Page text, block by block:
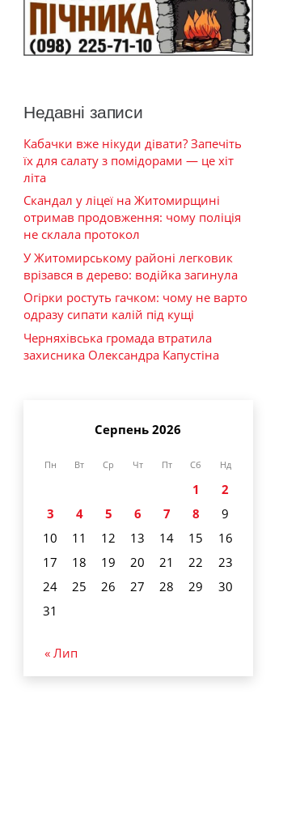
Недавні записи
Кабачки вже нікуди дівати? Запечіть
їх для салату з помідорами — це хіт
літа
Скандал у ліцеї на Житомирщині
отримав продовження: чому поліція
не склала протокол
У Житомирському районі легковик
врізався в дерево: водійка загинула
Огірки ростуть гачком: чому не варто
одразу сипати калій під кущі
Черняхівська громада втратила
захисника Олександра Капустіна
Серпень 2026
Пн Вт Ср Чт Пт Сб Нд
1
2
3
4 5 6 7 8
9
10
11 12 13 14 15
16
17
18 19 20 21 22
23
24
25 26 27 28 29
30
31
« Лип